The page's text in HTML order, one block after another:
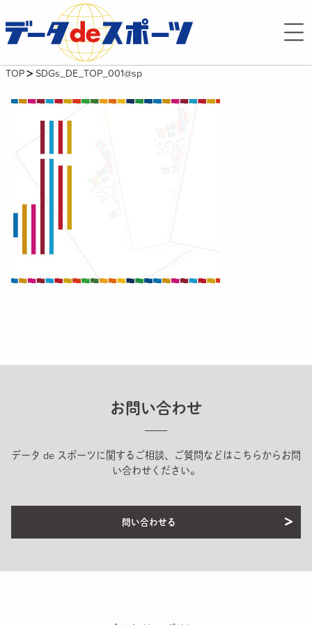
TOP SDGs_DE_TOP_001@sp
お問い合わせ
データ de スポーツに関するご相談、ご質問などはこちらからお問
い合わせください。
問い合わせる